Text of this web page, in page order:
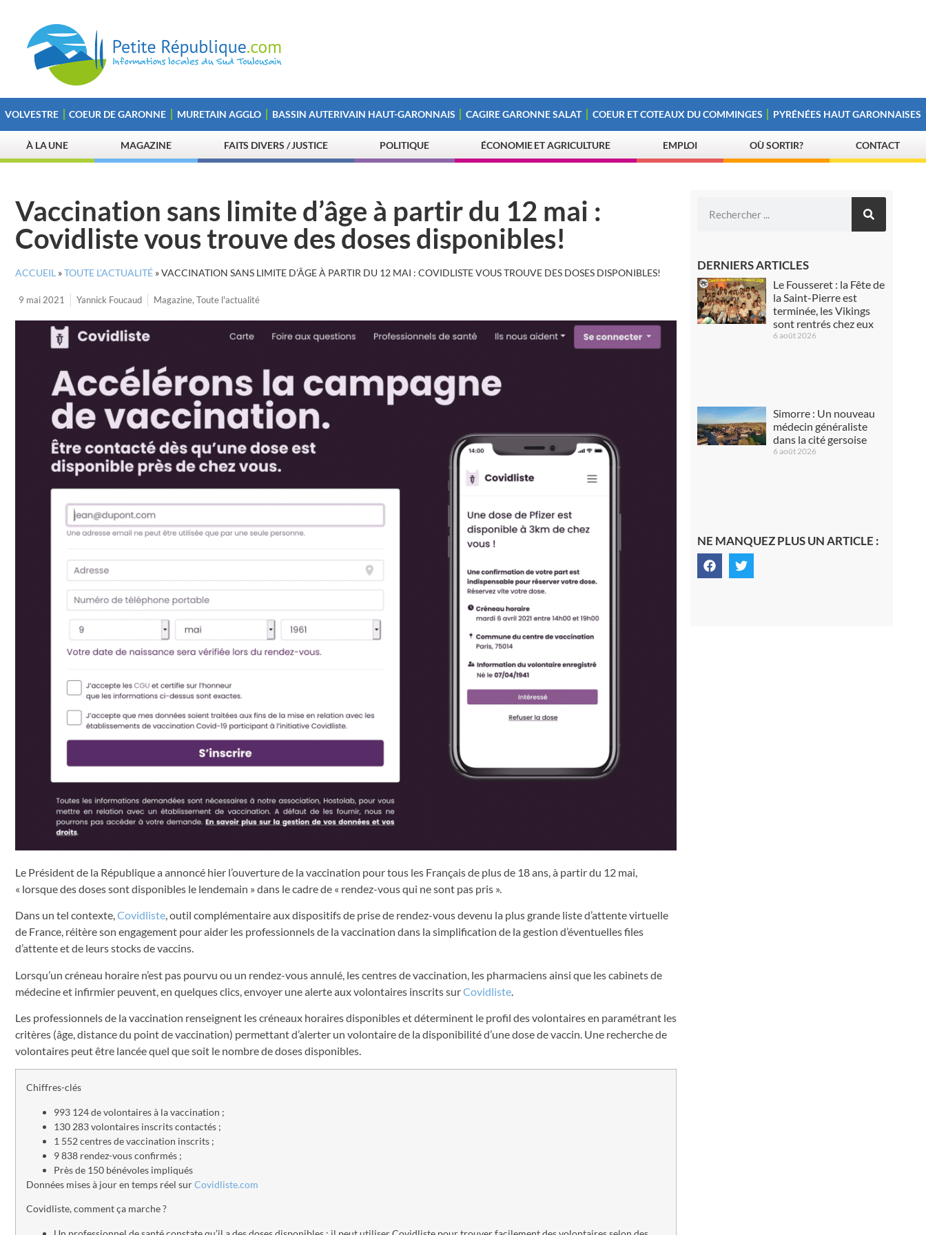
VOLVESTRE COEUR DE GARONNE MURETAIN AGGLO BASSIN AUTERIVAIN HAUT-GARONNAIS CAGIRE GARONNE SALAT COEUR ET COTEAUX DU COMMINGES PYRÉNÉES HAUT GARONNAISES
À LA UNE MAGAZINE FAITS DIVERS / JUSTICE POLITIQUE ÉCONOMIE ET AGRICULTURE EMPLOI OÙ SORTIR? CONTACT
Vaccination sans limite d’âge à partir du 12 mai :
Covidliste vous trouve des doses disponibles!
ACCUEIL »TOUTE L’ACTUALITÉ »VACCINATION SANS LIMITE D’ÂGE À PARTIR DU 12 MAI : COVIDLISTE VOUS TROUVE DES DOSES DISPONIBLES!
9 mai 2021 Yannick Foucaud Magazine, Toute l'actualité
Le Président de la République a annoncé hier l’ouverture de la vaccination pour tous les Français de plus de 18 ans, à partir du 12 mai,
« lorsque des doses sont disponibles le lendemain » dans le cadre de « rendez-vous qui ne sont pas pris ».
Dans un tel contexte,Covidliste, outil complémentaire aux dispositifs de prise de rendez-vous devenu la plus grande liste d’attente virtuelle
de France, réitère son engagement pour aider les professionnels de la vaccination dans la simplification de la gestion d’éventuelles files
d’attente et de leurs stocks de vaccins.
Lorsqu’un créneau horaire n’est pas pourvu ou un rendez-vous annulé, les centres de vaccination, les pharmaciens ainsi que les cabinets de
médecine et infirmier peuvent, en quelques clics, envoyer une alerte aux volontaires inscrits surCovidliste
Les professionnels de la vaccination renseignent les créneaux horaires disponibles et déterminent le profil des volontaires en paramétrant les
critères (âge, distance du point de vaccination) permettant d’alerter un volontaire de la disponibilité d’une dose de vaccin. Une recherche de
volontaires peut être lancée quel que soit le nombre de doses disponibles.
Chiffres-clés
993 124 de volontaires à la vaccination ;
130 283 volontaires inscrits contactés ;
1 552 centres de vaccination inscrits ;
9 838 rendez-vous confirmés ;
Près de 150 bénévoles impliqués
Données mises à jour en temps réel surCovidliste.com
Covidliste, comment ça marche ?
DERNIERS ARTICLES
Le Fousseret : la Fête de
la Saint-Pierre est
terminée, les Vikings
sont rentrés chez eux
6 août 2026
Simorre : Un nouveau
médecin généraliste
dans la cité gersoise
6 août 2026
NE MANQUEZ PLUS UN ARTICLE :